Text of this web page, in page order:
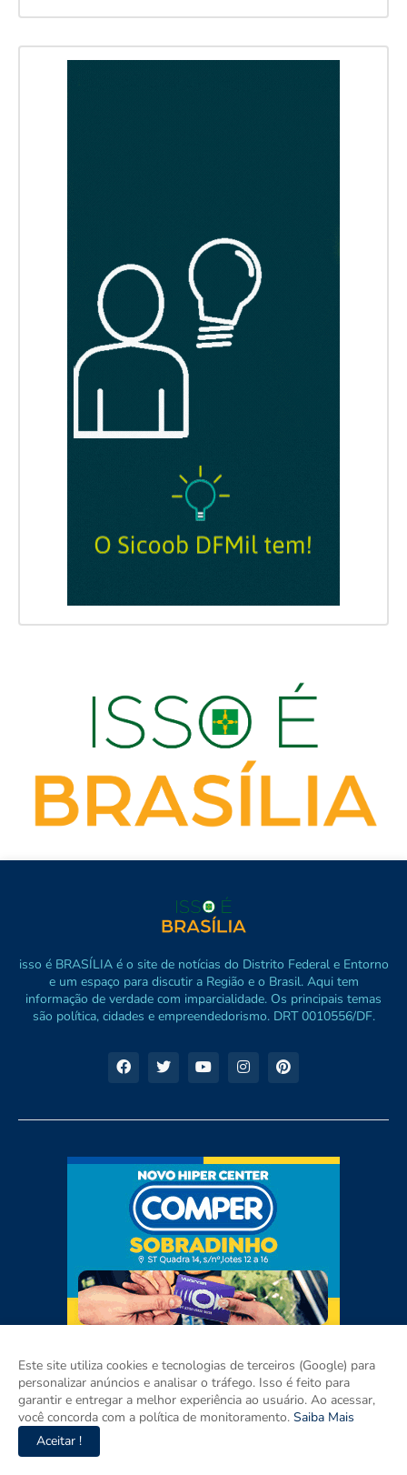
isso é BRASÍLIA é o site de notícias do Distrito Federal e Entorno
e um espaço para discutir a Região e o Brasil. Aqui tem
informação de verdade com imparcialidade. Os principais temas
são política, cidades e empreendedorismo. DRT 0010556/DF.
Este site utiliza cookies e tecnologias de terceiros (Google) para
personalizar anúncios e analisar o tráfego. Isso é feito para
garantir e entregar a melhor experiência ao usuário. Ao acessar,
você concorda com a política de monitoramento. Saiba Mais
Aceitar !